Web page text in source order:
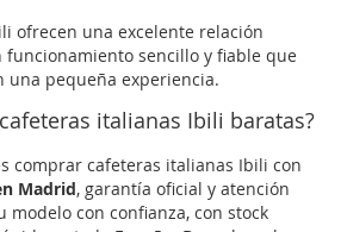
ofrecen una excelente relación
funcionamiento sencillo y fiable que
una pequeña experiencia.
italianas Ibili baratas?
comprar cafeteras italianas Ibili con
Madrid, garantía oficial y atención
modelo con confianza, con stock